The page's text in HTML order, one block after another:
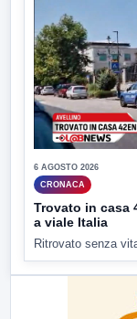
6 AGOSTO 2026
CRONACA
Trovato in casa
a viale Italia
Ritrovato senza